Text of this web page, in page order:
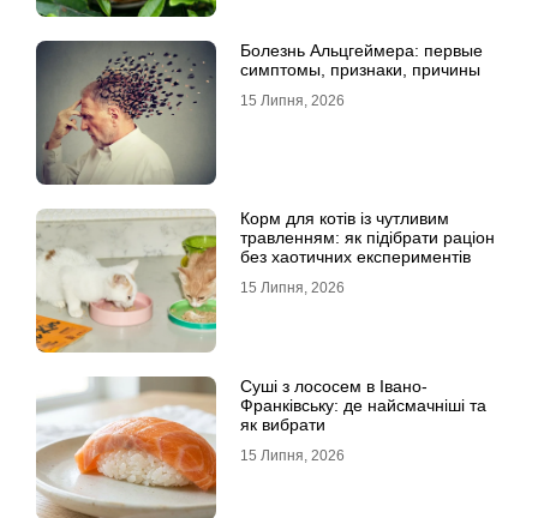
Болезнь Альцгеймера: первые
симптомы, признаки, причины
15 Липня, 2026
Корм для котів із чутливим
травленням: як підібрати раціон
без хаотичних експериментів
15 Липня, 2026
Суші з лососем в Івано-
Франківську: де найсмачніші та
як вибрати
15 Липня, 2026